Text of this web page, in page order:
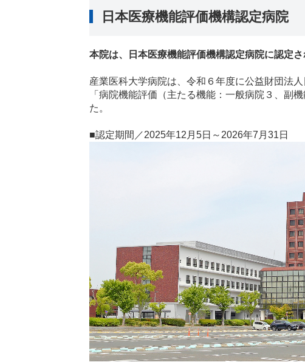
日本医療機能評価機構認定病院
本院は、日本医療機能評価機構認定病院に認定さ
産業医科大学病院は、令和６年度に公益財団法
「病院機能評価（主たる機能：一般病院３、副
た。
■認定期間／2025年12月5日～2026年7月31